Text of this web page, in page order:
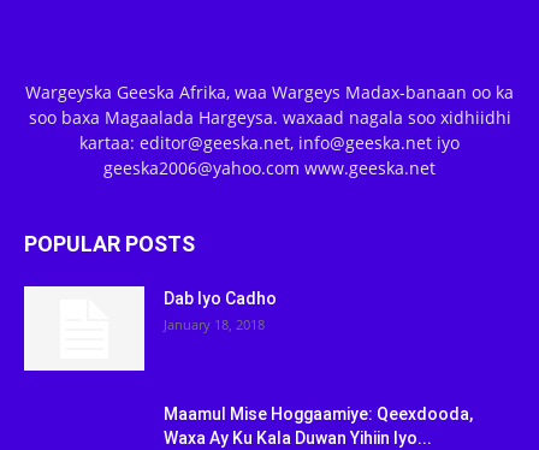
Wargeyska Geeska Afrika, waa Wargeys Madax-banaan oo ka
soo baxa Magaalada Hargeysa. waxaad nagala soo xidhiidhi
kartaa: editor@geeska.net, info@geeska.net iyo
geeska2006@yahoo.com www.geeska.net
POPULAR POSTS
Dab Iyo Cadho
January 18, 2018
Maamul Mise Hoggaamiye: Qeexdooda,
Waxa Ay Ku Kala Duwan Yihiin Iyo...